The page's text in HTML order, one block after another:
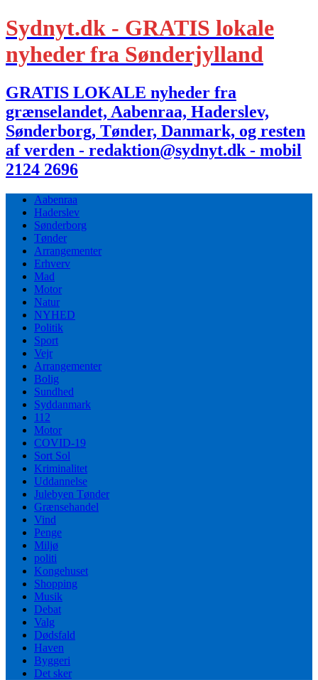
Sydnyt.dk - GRATIS lokale
nyheder fra Sønderjylland
GRATIS LOKALE nyheder fra
grænselandet, Aabenraa, Haderslev,
Sønderborg, Tønder, Danmark, og resten
af verden - redaktion@sydnyt.dk - mobil
2124 2696
Aabenraa
Haderslev
Sønderborg
Tønder
Arrangementer
Erhverv
Mad
Motor
Natur
NYHED
Politik
Sport
Vejr
Arrangementer
Bolig
Sundhed
Syddanmark
112
Motor
COVID-19
Sort Sol
Kriminalitet
Uddannelse
Julebyen Tønder
Grænsehandel
Vind
Penge
Miljø
politi
Kongehuset
Shopping
Musik
Debat
Valg
Dødsfald
Haven
Byggeri
Det sker